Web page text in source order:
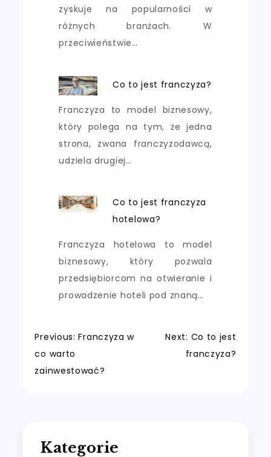
zyskuje na popularności w
różnych branżach. W
przeciwieństwie…
Co to jest franczyza?
Franczyza to model biznesowy,
który polega na tym, że jedna
strona, zwana franczyzodawcą,
udziela drugiej…
Co to jest franczyza
hotelowa?
Franczyza hotelowa to model
biznesowy, który pozwala
przedsiębiorcom na otwieranie i
prowadzenie hoteli pod znaną…
Nawigacja
wpisu
Previous: Franczyza w
co warto
zainwestować?
Next: Co to jest
franczyza?
Kategorie